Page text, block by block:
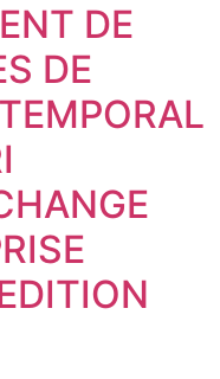
DE
DE